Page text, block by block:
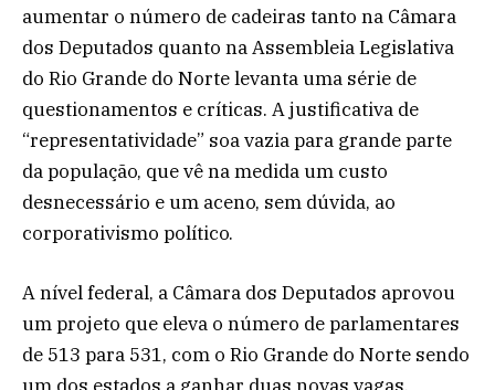
aumentar o número de cadeiras tanto na Câmara
dos Deputados quanto na Assembleia Legislativa
do Rio Grande do Norte levanta uma série de
questionamentos e críticas. A justificativa de
“representatividade” soa vazia para grande parte
da população, que vê na medida um custo
desnecessário e um aceno, sem dúvida, ao
corporativismo político.
A nível federal, a Câmara dos Deputados aprovou
um projeto que eleva o número de parlamentares
de 513 para 531, com o Rio Grande do Norte sendo